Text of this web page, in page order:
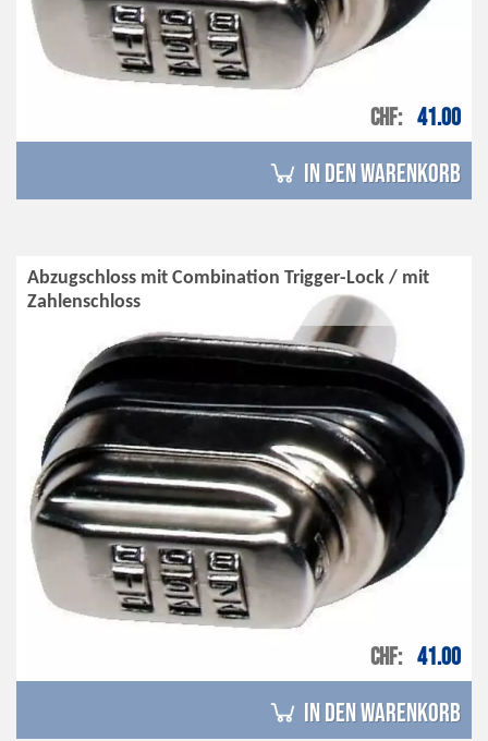
CHF 41.00
in den Warenkorb
Abzugschloss mit Combination Trigger-Lock / mit
Zahlenschloss
CHF 41.00
in den Warenkorb